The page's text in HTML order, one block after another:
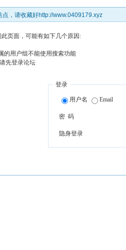
，请收藏好http://www.0409179.xyz
页面，可能有如下几个原因:
的用户组不能使用搜索功能
先登录论坛
登录
用户名 Email
密 码
隐身登录